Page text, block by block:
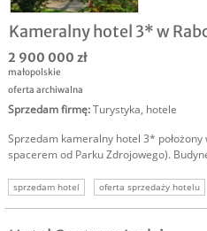
Kameralny hotel 3* w
2 900 000 zł
małopolskie
oferta archiwalna
Sprzedam firmę:Turystyka, hotele
Sprzedam kameralny hotel 3*
spacerem od Parku Zdrojowego).
sprzedam hotel oferta sprzedaży hotelu
inwestowanie w hotele
nieruchomość